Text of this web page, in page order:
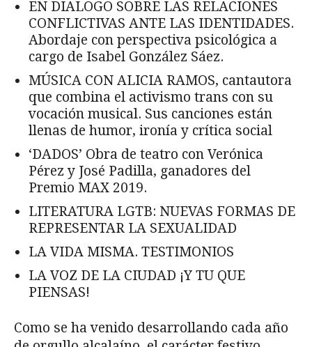
EN DIALOGO SOBRE LAS RELACIONES
CONFLICTIVAS ANTE LAS IDENTIDADES.
Abordaje con perspectiva psicológica a
cargo de Isabel González Sáez.
MÚSICA CON ALICIA RAMOS, cantautora
que combina el activismo trans con su
vocación musical. Sus canciones están
llenas de humor, ironía y crítica social
‘DADOS’ Obra de teatro con Verónica
Pérez y José Padilla, ganadores del
Premio MAX 2019.
LITERATURA LGTB: NUEVAS FORMAS DE
REPRESENTAR LA SEXUALIDAD
LA VIDA MISMA. TESTIMONIOS
LA VOZ DE LA CIUDAD ¡Y TU QUE
PIENSAS!
Como se ha venido desarrollando cada año